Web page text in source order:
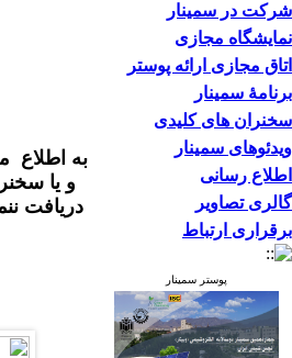
شرکت در سمینار
نمایشگاه مجازی
اتاق مجازی ارائه پوستر
برنامۀ سمینار
سخنران های کلیدی
ویدئوهای سمینار
اطلاع رسانی
گالری تصاویر
برقراری ارتباط
پوستر سمینار
به اطلاع
و یا
دریافت